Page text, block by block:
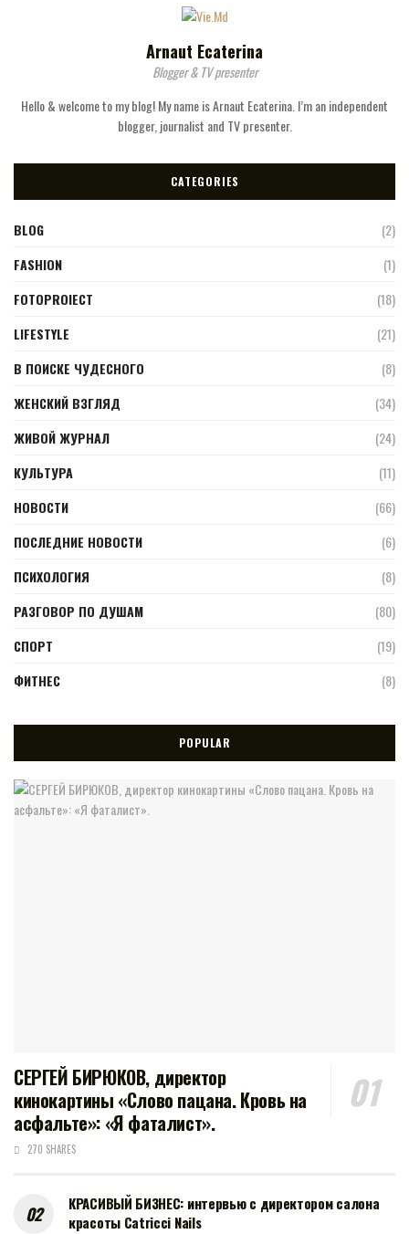
Arnaut Ecaterina
Blogger & TV presenter
Hello & welcome to my blog! My name is Arnaut Ecaterina. I’m an independent
blogger, journalist and TV presenter.
CATEGORIES
BLOG
(2)
FASHION
(1)
FOTOPROIECT
(18)
LIFESTYLE
(21)
В ПОИСКЕ ЧУДЕСНОГО
(8)
ЖЕНСКИЙ ВЗГЛЯД
(34)
ЖИВОЙ ЖУРНАЛ
(24)
КУЛЬТУРА
(11)
НОВОСТИ
(66)
ПОСЛЕДНИЕ НОВОСТИ
(6)
ПСИХОЛОГИЯ
(8)
РАЗГОВОР ПО ДУШАМ
(80)
СПОРТ
(19)
ФИТНЕС
(8)
POPULAR
СЕРГЕЙ БИРЮКОВ, директор
кинокартины «Слово пацана. Кровь на
асфальте»: «Я фаталист».
270 SHARES
КРАСИВЫЙ БИЗНЕС: интервью с директором салона
красоты Catricci Nails